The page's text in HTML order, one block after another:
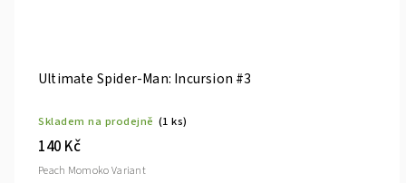
Ultimate Spider-Man: Incursion #4
Skladem na prodejně